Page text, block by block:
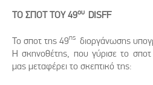
ΤΟ ΣΠΟΤ ΤΟΥ 49ου DISFF
Το σποτ της 49ης διοργάνωσης
Η σκηνοθέτης, που γύρισε το
μας μεταφέρει το σκεπτικό της: